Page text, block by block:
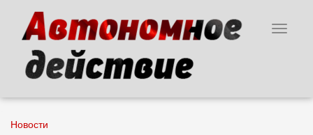
основному
содержанию
Toggle
Новости